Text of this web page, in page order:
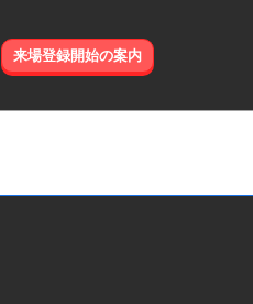
来場登録開始の案内